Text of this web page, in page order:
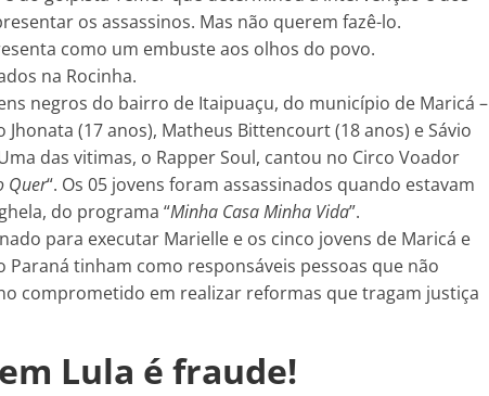
os assassinos. Mas não querem fazê-lo.
como um embuste aos olhos do povo.
na Rocinha.
negros do bairro de Itaipuaçu, do município de Maricá –
(17 anos), Matheus Bittencourt (18 anos) e Sávio
das vitimas, o Rapper Soul, cantou no Circo Voador
Quer“. Os 05 jovens foram assassinados quando estavam
do programa “Minha Casa Minha Vida”.
para executar Marielle e os cinco jovens de Maricá e
tinham como responsáveis pessoas que não
comprometido em realizar reformas que tragam justiça
Lula é fraude!